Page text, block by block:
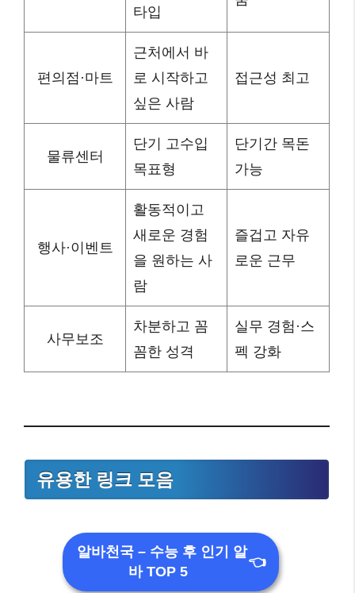
타입
편의점·마트
근처에서 바
로 시작하고
싶은 사람
접근성 최고
물류센터
단기 고수입
목표형
단기간 목돈
가능
행사·이벤트
활동적이고
새로운 경험
을 원하는 사
람
즐겁고 자유
로운 근무
사무보조
차분하고 꼼
꼼한 성격
실무 경험·스
펙 강화
유용한 링크 모음
알바천국 – 수능 후 인기 알
바 TOP 5
👈